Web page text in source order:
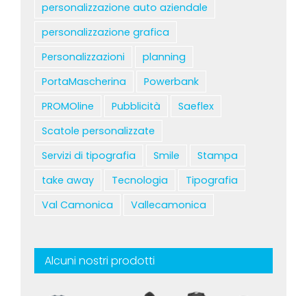
personalizzazione auto aziendale
personalizzazione grafica
Personalizzazioni
planning
PortaMascherina
Powerbank
PROMOline
Pubblicità
Saeflex
Scatole personalizzate
Servizi di tipografia
Smile
Stampa
take away
Tecnologia
Tipografia
Val Camonica
Vallecamonica
Alcuni nostri prodotti